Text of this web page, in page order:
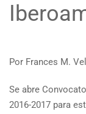
Por Frances M.
Se abre
2016-2017 para